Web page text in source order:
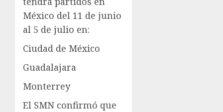
México del 11 de junio
al 5 de julio en:
Ciudad de México
Guadalajara
Monterrey
El SMN confirmó que